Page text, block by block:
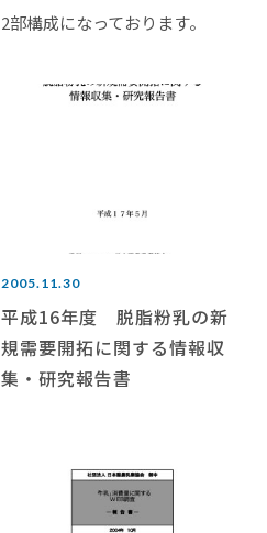
2部構成になっております。
2005.11.30
平成16年度 脱脂粉乳の新
規需要開拓に関する情報収
集・研究報告書